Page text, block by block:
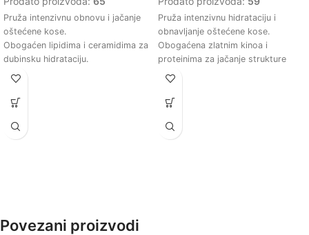
Pruža intenzivnu obnovu i jačanje
oštećene kose.
Obogaćen lipidima i ceramidima za
dubinsku hidrataciju.
Pomaže u smanjenju lomljenja i
Ostavlja kosu mekom, glatkom i
Pogodan za svakodnevnu upotrebu
Pruža intenzivnu hidrataciju i
obnavljanje oštećene kose.
Obogaćena zlatnim kinoa i
proteinima za jačanje strukture
kose.
sjajnom nakon upotrebe.
elastičnost kose.
Povezani proizvodi